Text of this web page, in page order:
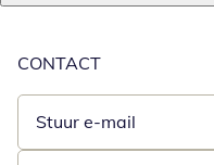
CONTACT
Stuur e-mail
Opent e-mailclient